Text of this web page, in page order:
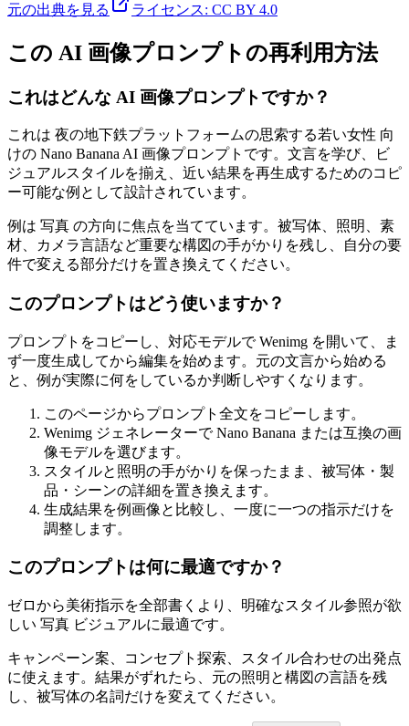
元の出典を見る ライセンス: CC BY 4.0
この AI 画像プロンプトの再利用方法
これはどんな AI 画像プロンプトですか？
これは 夜の地下鉄プラットフォームの思索する若い女性 向
けの Nano Banana AI 画像プロンプトです。文言を学び、ビ
ジュアルスタイルを揃え、近い結果を再生成するためのコピ
ー可能な例として設計されています。
例は 写真 の方向に焦点を当てています。被写体、照明、素
材、カメラ言語など重要な構図の手がかりを残し、自分の要
件で変える部分だけを置き換えてください。
このプロンプトはどう使いますか？
プロンプトをコピーし、対応モデルで Wenimg を開いて、ま
ず一度生成してから編集を始めます。元の文言から始める
と、例が実際に何をしているか判断しやすくなります。
このページからプロンプト全文をコピーします。
Wenimg ジェネレーターで Nano Banana または互換の画
像モデルを選びます。
スタイルと照明の手がかりを保ったまま、被写体・製
品・シーンの詳細を置き換えます。
生成結果を例画像と比較し、一度に一つの指示だけを
調整します。
このプロンプトは何に最適ですか？
ゼロから美術指示を全部書くより、明確なスタイル参照が欲
しい 写真 ビジュアルに最適です。
キャンペーン案、コンセプト探索、スタイル合わせの出発点
に使えます。結果がずれたら、元の照明と構図の言語を残
し、被写体の名詞だけを変えてください。